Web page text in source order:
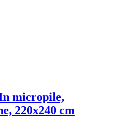
micropile,
220x240 cm